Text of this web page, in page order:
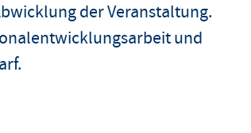
der Veranstaltung.
und